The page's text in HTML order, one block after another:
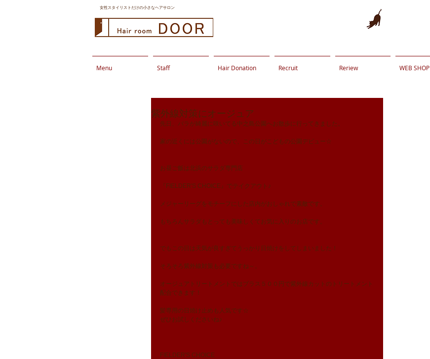
女性スタイリストだけの小さなヘアサロン
Menu Staff Hair Donation Recruit Reriew WEB SHOP
紫外線対策にオージュア
先日、バラが綺麗に咲いてる中之島公園へお散歩に行ってきました。
家の近くには公園がないので、この日がこどもの公園デビュー☆
お昼ご飯は北浜のサラダ専門店
『FIELDER'S CHOICE』でテイクアウト♪
メジャーリーグをモチーフにした店内がおしゃれで素敵です。
もちろんサラダもとっても美味しくてお気に入りのお店です。
でもこの日は天気が良すぎてうっかり日焼けをしてしまいました！
そろそろ紫外線対策も必要ですね～。
オージュアトリートメントではプラス５００円で紫外線カットのトリートメント
配合できます！
髪専用の日焼け止めも人気です☆
ぜひお試しくださいね♪
FIELDER'S CHOICE